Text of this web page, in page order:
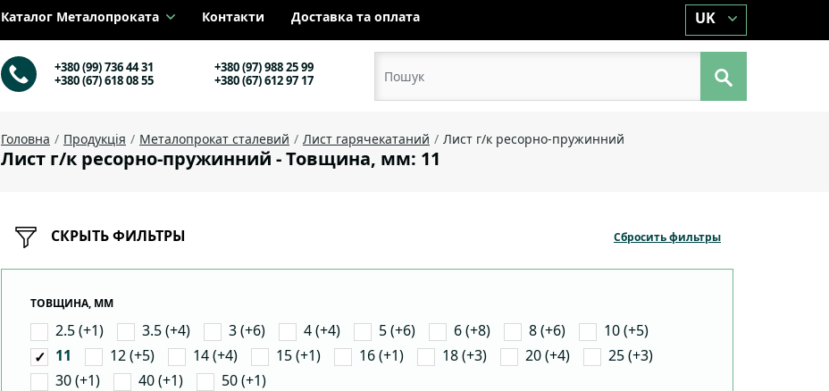
Каталог Металопроката Контакти Доставка та оплата UK
+380 (99) 736 44 31
+380 (97) 988 25 99
+380 (67) 618 08 55
+380 (67) 612 97 17
Головна Продукція Металопрокат сталевий Лист гарячекатаний Лист г/к ресорно-пружинний
Лист г/к ресорно-пружинний - Товщина, мм: 11
СКРЫТЬ ФИЛЬТРЫ Сбросить фильтры
ТОВЩИНА, ММ
2.5 (+1) 3.5 (+4) 3 (+6) 4 (+4) 5 (+6) 6 (+8) 8 (+6)
10 (+5)
11
12 (+5) 14 (+4) 15 (+1) 16 (+1) 18 (+3) 20 (+4)
25 (+3)
30 (+1)
40 (+1) 50 (+1)